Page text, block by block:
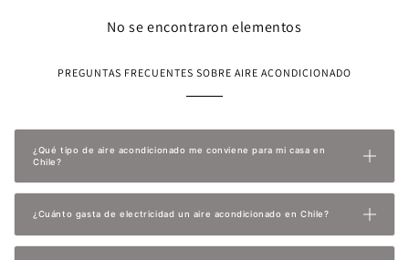
No se encontraron elementos
PREGUNTAS FRECUENTES SOBRE AIRE ACONDICIONADO
¿Qué tipo de aire acondicionado me conviene para mi casa en
Chile?
¿Cuánto gasta de electricidad un aire acondicionado en Chile?